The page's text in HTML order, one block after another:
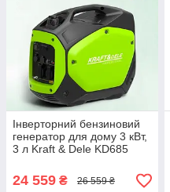
Інверторний бензиновий
генератор для дому 3 кВт,
3 л Kraft & Dele KD685
24 559 ₴ 26 559 ₴